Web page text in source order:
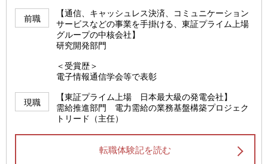
前職
【通信、キャッシュレス決済、コミュニケーション
サービスなどの事業を手掛ける、東証プライム上場
グループの中核会社】
研究開発部門
＜受賞歴＞
電子情報通信学会等で表彰
現職
【東証プライム上場 日本最大級の発電会社】
需給推進部門 電力需給の業務基盤構築プロジェク
トリード（主任）
転職体験記を読む